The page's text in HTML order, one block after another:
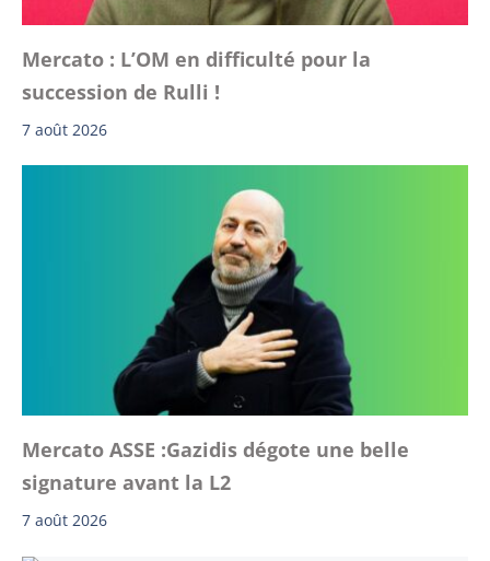
Mercato : L’OM en difficulté pour la
succession de Rulli !
7 août 2026
Mercato ASSE :Gazidis dégote une belle
signature avant la L2
7 août 2026